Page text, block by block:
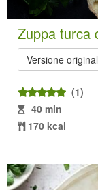
Zuppa turca
Versione
(1)
40 min
170 kcal